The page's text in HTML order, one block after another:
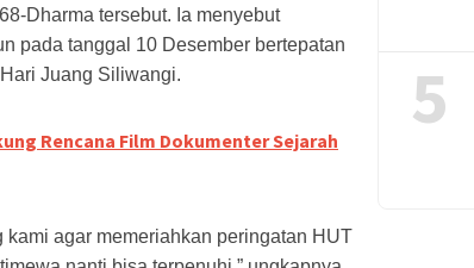
Dharma tersebut. Ia menyebut
pada tanggal 10 Desember bertepatan
Juang Siliwangi.
Rencana Film Dokumenter Sejarah
agar memeriahkan peringatan HUT
5